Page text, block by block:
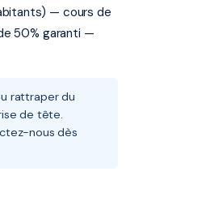
— cours de
50% garanti —
rattraper du
de tête.
nous dès